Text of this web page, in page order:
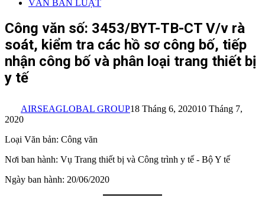
VĂN BẢN LUẬT
Công văn số: 3453/BYT-TB-CT V/v rà
soát, kiểm tra các hồ sơ công bố, tiếp
nhận công bố và phân loại trang thiết bị
y tế
AIRSEAGLOBAL GROUP18 Tháng 6, 202010 Tháng 7,
2020
Loại Văn bản: Công văn
Nơi ban hành: Vụ Trang thiết bị và Công trình y tế - Bộ Y tế
Ngày ban hành: 20/06/2020